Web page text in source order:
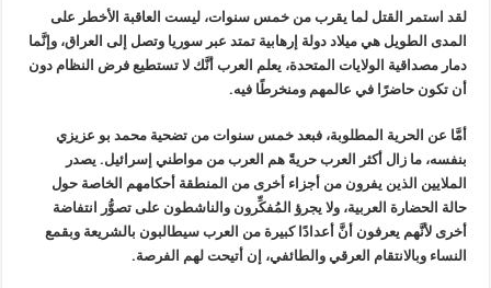
لقد استمر القتل لما يقرب من خمس سنوات، ليست العاقبة الأخطر على
المدى الطويل هي ميلاد دولة إرهابية تمتد عبر سوريا وتصل إلى العراق، وإنَّما
دمار مصداقية الولايات المتحدة، يعلم العرب أنَّك لا تستطيع فرض النظام دون
أن تكون حاضرًا في عالمهم ومنخرطًا فيه.
أمَّا عن الحرية المطلوبة، فبعد خمس سنوات من تضحية محمد بو عزيزي
بنفسه، ما زال أكثر العرب حريةً هم العرب من مواطني إسرائيل. يصدر
الملايين الذين يفرون من أجزاء أخرى من المنطقة أحكامهم الخاصة حول
حالة الحضارة العربية، ولا يجرؤ المُفكِّرون والناشطون على تصوُّر انتفاضة
أخرى لأنَّهم يعرفون أنَّ أعدادًا كبيرة من العرب سيطالبون بالشريعة وبقمع
النساء وبالانتقام العرقي والطائفي، إن أتيحت لهم الفرصة.